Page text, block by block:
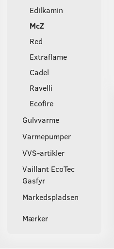
Edilkamin
McZ
Red
Extraflame
Cadel
Ravelli
Ecofire
Gulvvarme
Varmepumper
VVS-artikler
Vaillant EcoTec
Gasfyr
Markedspladsen
Mærker